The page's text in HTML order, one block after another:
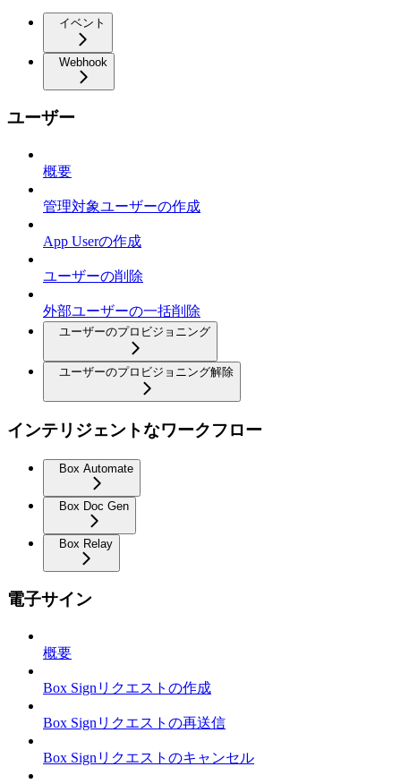
イベント
Webhook
ユーザー
概要
管理対象ユーザーの作成
App Userの作成
ユーザーの削除
外部ユーザーの一括削除
ユーザーのプロビジョニング
ユーザーのプロビジョニング解除
インテリジェントなワークフロー
Box Automate
Box Doc Gen
Box Relay
電子サイン
概要
Box Signリクエストの作成
Box Signリクエストの再送信
Box Signリクエストのキャンセル